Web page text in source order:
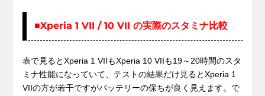
■Xperia 1 VII / 10 VII の実際のスタミナ比較
表で見るとXperia 1 VIIもXperia 10 VIIも19～20時間のスタ
ミナ性能になっていて、テストの結果だけ見るとXperia 1
VIIの方が若干ですがバッテリーの保ちが良く見えます。で